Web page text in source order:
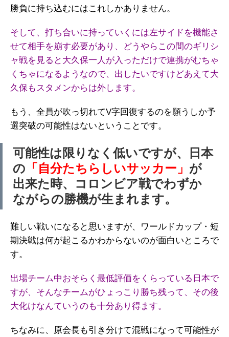
勝負に持ち込むにはこれしかありません。
そして、打ち合いに持っていくには左サイドを機能さ
せて相手を崩す必要があり、どうやらこの間のギリシ
ャ戦を見ると大久保一人が入っただけで連携がむちゃ
くちゃになるようなので、出したいですけどあえて大
久保もスタメンからは外します。
もう、全員が吹っ切れてV字回復するのを願うしか予
選突破の可能性はないということです。
可能性は限りなく低いですが、日本
の 「自分たちらしいサッカー」 が
出来た時、コロンビア戦でわずか
ながらの勝機が生まれます。
難しい戦いになると思いますが、ワールドカップ・短
期決戦は何が起こるかわからないのが面白いところで
す。
出場チーム中おそらく最低評価をくらっている日本で
すが、そんなチームがひょっこり勝ち残って、その後
大化けなんていうのも十分あり得ます。
ちなみに、原会長も引き分けて混戦になって可能性が